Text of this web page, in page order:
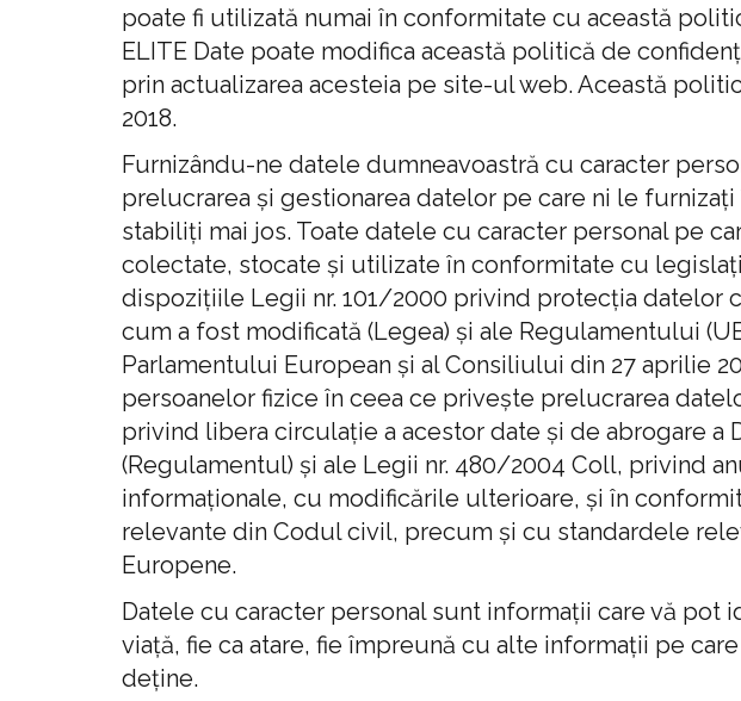
poate fi utilizată numai în conformitate cu această
ELITE Date poate modifica această politică de
prin actualizarea acesteia pe site-ul web. Această
2018.
Furnizându-ne datele dumneavoastră cu caracter
prelucrarea și gestionarea datelor pe care ni le
stabiliți mai jos. Toate datele cu caracter personal pe
colectate, stocate și utilizate în conformitate cu
dispozițiile Legii nr. 101/2000 privind protecția datelor
cum a fost modificată (Legea) și ale Regulamentului
Parlamentului European și al Consiliului din 27 aprilie
persoanelor fizice în ceea ce privește prelucrarea
privind libera circulație a acestor date și de abrogare
(Regulamentul) și ale Legii nr. 480/2004 Coll, privind
informaționale, cu modificările ulterioare, și în
relevante din Codul civil, precum și cu standardele
Europene.
Datele cu caracter personal sunt informații care vă pot
viață, fie ca atare, fie împreună cu alte informații pe
deține.